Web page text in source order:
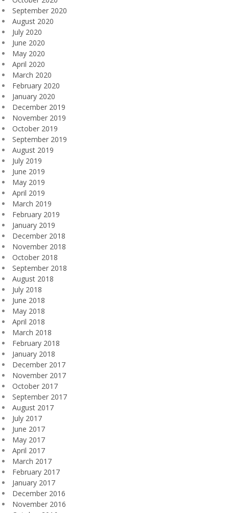
September 2020
August 2020
July 2020
June 2020
May 2020
April 2020
March 2020
February 2020
January 2020
December 2019
November 2019
October 2019
September 2019
August 2019
July 2019
June 2019
May 2019
April 2019
March 2019
February 2019
January 2019
December 2018
November 2018
October 2018
September 2018
August 2018
July 2018
June 2018
May 2018
April 2018
March 2018
February 2018
January 2018
December 2017
November 2017
October 2017
September 2017
August 2017
July 2017
June 2017
May 2017
April 2017
March 2017
February 2017
January 2017
December 2016
November 2016